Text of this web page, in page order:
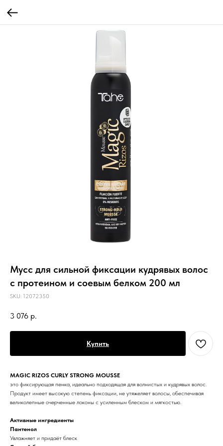
Мусс для сильной фиксации кудрявых волос
с протеином и соевым белком 200 мл
SKU: 12072350
3 076 р.
Купить
MAGIC RIZOS CURLY STRONG MOUSSE
это фиксирующая пенка, идеально подходящая для волнистых и кудрявых волос.
Продукт имеет высокую степень фиксации, не утяжеляет волосы, обеспечивая
великолепные очерченные локоны с усиленным блеском и мягкостью.
Активные ингредиенты
Пантенол
Увлажняет и придаёт блеск